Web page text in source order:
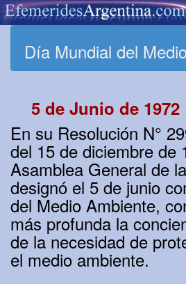
Día Mundial del
5 de Junio de 1972
En su Resolución N°
del 15 de diciembre de
Asamblea General de
designó el 5 de junio
del Medio Ambiente,
más profunda la
de la necesidad de
el medio ambiente.